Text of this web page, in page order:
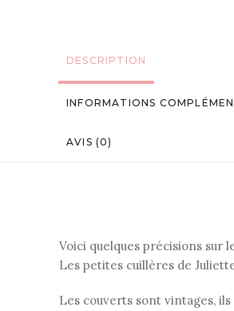
DESCRIPTION
INFORMATIONS
AVIS (0)
Voici quelques précisions sur
Les petites cuillères de
Les couverts sont vintages,